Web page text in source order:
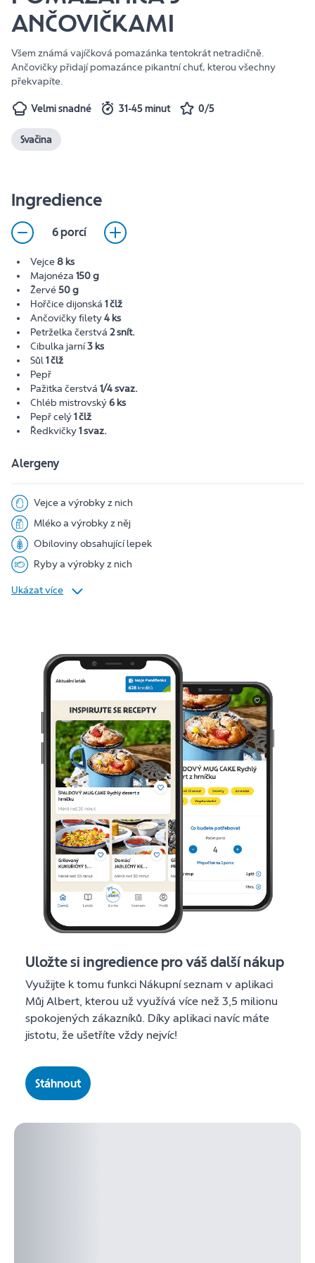
ANČOVIČKAMI
Všem známá vajíčková pomazánka tentokrát netradičně.
Ančovičky přidají pomazánce pikantní chuť, kterou všechny
překvapíte.
Velmi snadné 31-45 minut 0/5
Svačina
Ingredience
6 porcí
Vejce8 ks
Majonéza 150 g
Žervé50 g
Hořčice dijonská 1 člž
Ančovičky filety4 ks
Petrželka čerstvá 2 snít.
Cibulka jarní3 ks
Sůl1 člž
Pepř
Pažitka čerstvá 1/4 svaz.
Chléb mistrovský6 ks
Pepř celý1 člž
Ředkvičky1 svaz.
Alergeny
Vejce a výrobky z nich
Mléko a výrobky z něj
Obiloviny obsahující lepek
Ryby a výrobky z nich
Ukázat více
Uložte si ingredience pro váš další nákup
Využijte k tomu funkci Nákupní seznam v aplikaci
Můj Albert, kterou už využívá více než 3,5 milionu
spokojených zákazníků. Díky aplikaci navíc máte
jistotu, že ušetříte vždy nejvíc!
Stáhnout